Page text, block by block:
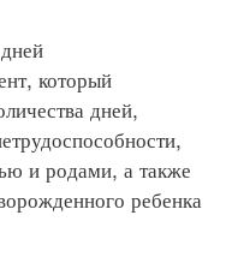
который
дней,
и родами, а также
ребенка